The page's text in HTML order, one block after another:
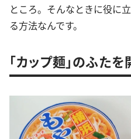
ところ。そんなときに役に
る方法なんです。
「カップ麺」のふた